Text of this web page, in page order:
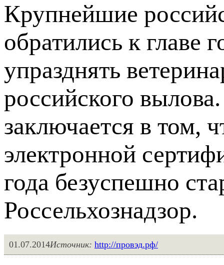
Крупнейшие
обратились к главе
упразднять
российского
заключается в том,
электронной
года безуспешно
Россельхознадзор.
01.07.2014Источник: http://провэд.рф/